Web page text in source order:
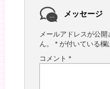
メッセージ
メールアドレスが公
ん。
* が付いている欄
コメント *